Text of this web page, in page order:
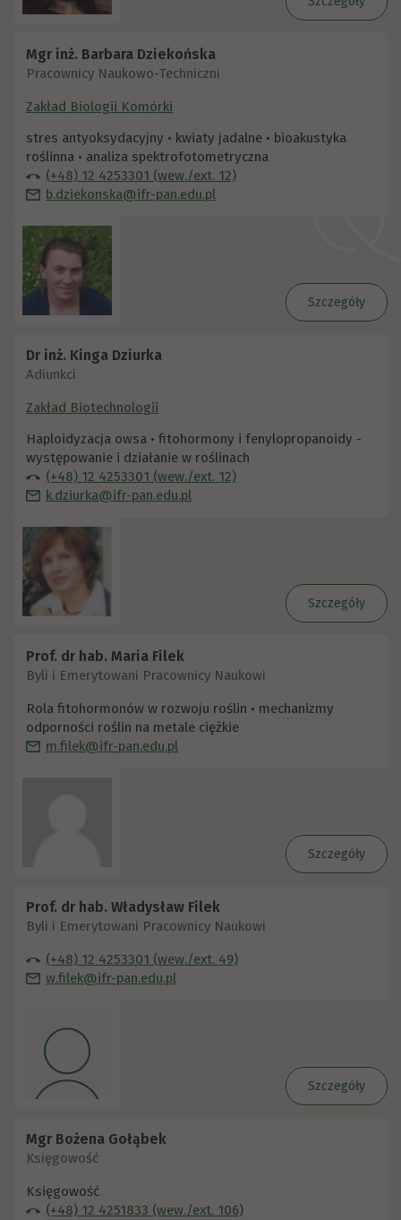
Mgr inż. Barbara Dziekońska
Pracownicy Naukowo-Techniczni
Zakład Biologii Komórki
stres antyoksydacyjny • kwiaty jadalne • bioakustyka
roślinna • analiza spektrofotometryczna
(+48) 12 4253301 (wew./ext. 12)
b.dziekonska@ifr-pan.edu.pl
Dr inż. Kinga Dziurka
Adiunkci
Zakład Biotechnologii
Haploidyzacja owsa • fitohormony i fenylopropanoidy -
występowanie i działanie w roślinach
Szczegóły
(+48) 12 4253301 (wew./ext. 12)
k.dziurka@ifr-pan.edu.pl
Prof. dr hab. Maria Filek
Byli i Emerytowani Pracownicy Naukowi
Rola fitohormonów w rozwoju roślin • mechanizmy
odporności roślin na metale ciężkie
Szczegóły
m.filek@ifr-pan.edu.pl
Prof. dr hab. Władysław Filek
Byli i Emerytowani Pracownicy Naukowi
Szczegóły
(+48) 12 4253301 (wew./ext. 49)
w.filek@ifr-pan.edu.pl
Mgr Bożena Gołąbek
Księgowość
Księgowość
Szczegóły
(+48) 12 4251833 (wew./ext. 106)